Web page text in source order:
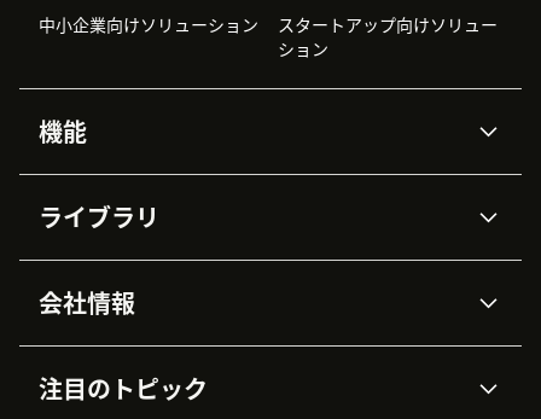
中小企業向けソリューション
スタートアップ向けソリュー
ション
機能
Zendesk AI
高度なデータプライバシーと
データ保護
ナレッジベース
ワークフォースマネジメント
ライブラリ
APIと開発者向け情報
AI研究
イベント情報
導入事例
会社情報
採用情報
インクルージョン＆ビロンギ
注目のトピック